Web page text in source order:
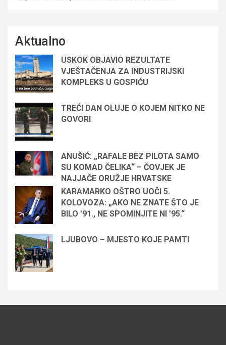
Aktualno
USKOK OBJAVIO REZULTATE
VJEŠTAČENJA ZA INDUSTRIJSKI
KOMPLEKS U GOSPIĆU
TREĆI DAN OLUJE O KOJEM NITKO NE
GOVORI
ANUŠIĆ: „RAFALE BEZ PILOTA SAMO
SU KOMAD ČELIKA“ – ČOVJEK JE
NAJJAČE ORUŽJE HRVATSKE
KARAMARKO OŠTRO UOČI 5.
KOLOVOZA: „AKO NE ZNATE ŠTO JE
BILO ’91., NE SPOMINJITE NI ’95.“
LJUBOVO – MJESTO KOJE PAMTI